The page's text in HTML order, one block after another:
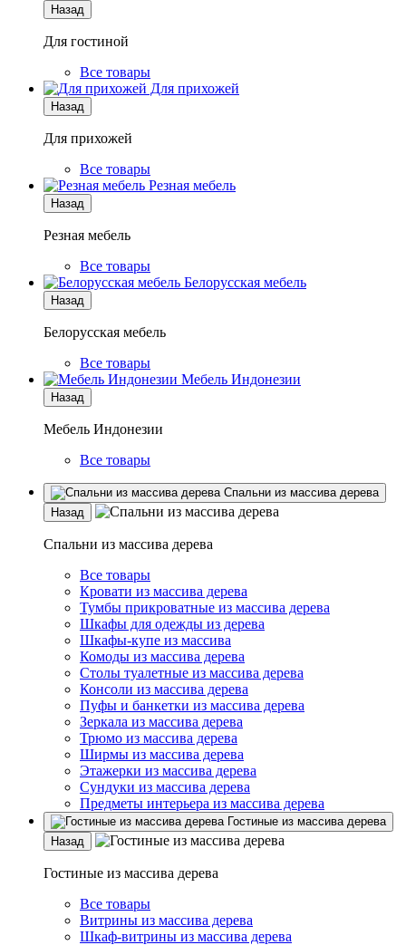
Назад
Для гостиной
Все товары
Для прихожей
Назад
Для прихожей
Все товары
Резная мебель
Назад
Резная мебель
Все товары
Белорусская мебель
Назад
Белорусская мебель
Все товары
Мебель Индонезии
Назад
Мебель Индонезии
Все товары
Спальни из массива дерева
Назад
Спальни из массива дерева
Все товары
Кровати из массива дерева
Тумбы прикроватные из массива дерева
Шкафы для одежды из дерева
Шкафы-купе из массива
Комоды из массива дерева
Столы туалетные из массива дерева
Консоли из массива дерева
Пуфы и банкетки из массива дерева
Зеркала из массива дерева
Трюмо из массива дерева
Ширмы из массива дерева
Этажерки из массива дерева
Сундуки из массива дерева
Предметы интерьера из массива дерева
Гостиные из массива дерева
Назад
Гостиные из массива дерева
Все товары
Витрины из массива дерева
Шкаф-витрины из массива дерева